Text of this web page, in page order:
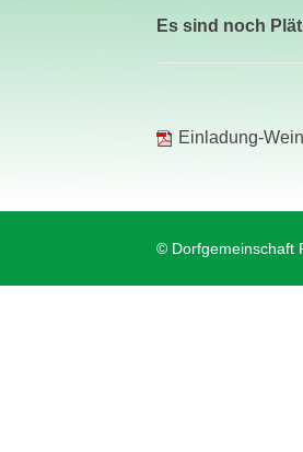
Es sind noch
Einladung-
© Dorfgemeinschaft